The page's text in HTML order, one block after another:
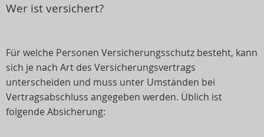
Wer ist versichert?
Für welche Personen Versicherungsschutz besteht, kann
sich je nach Art des Versicherungsvertrags
unterscheiden und muss unter Umständen bei
Vertragsabschluss angegeben werden. Üblich ist
folgende Absicherung: